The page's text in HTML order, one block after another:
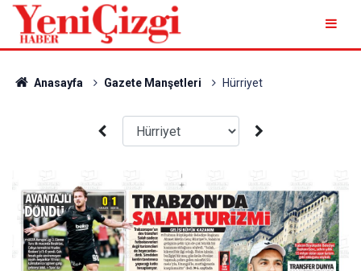
Anasayfa Gazete Manşetleri Hürriyet